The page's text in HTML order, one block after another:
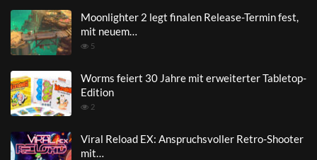
Moonlighter 2 legt finalen Release-Termin fest,
mit neuem…
5
Worms feiert 30 Jahre mit erweiterter Tabletop-
Edition
2
Viral Reload EX: Anspruchsvoller Retro-Shooter
mit…